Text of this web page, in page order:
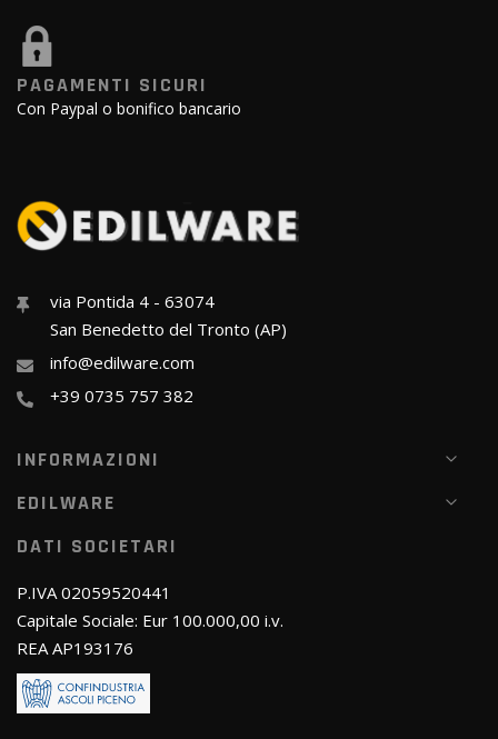
PAGAMENTI SICURI
Con Paypal o bonifico bancario
via Pontida 4 - 63074
San Benedetto del Tronto (AP)
info@edilware.com
+39 0735 757 382
INFORMAZIONI
EDILWARE
DATI SOCIETARI
P.IVA 02059520441
Capitale Sociale: Eur 100.000,00 i.v.
REA AP193176